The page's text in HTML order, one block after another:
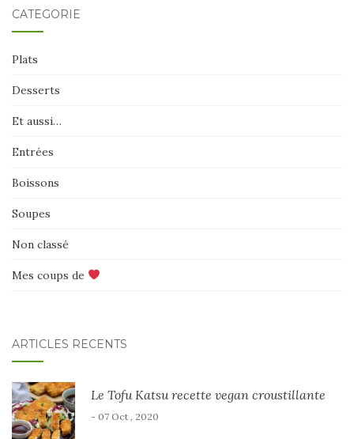
CATÉGORIE
Plats
Desserts
Et aussi…
Entrées
Boissons
Soupes
Non classé
Mes coups de
ARTICLES RÉCENTS
Le Tofu Katsu recette vegan croustillante
- 07 Oct , 2020